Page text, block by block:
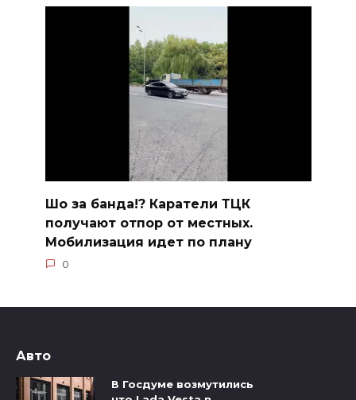
Шо за банда!? Каратели ТЦК
получают отпор от местных.
Мобилизация идет по плану
0
Авто
В Госдуме возмутились